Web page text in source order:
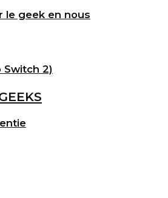
le geek en nous
Switch 2)